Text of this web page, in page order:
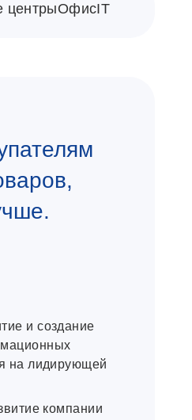
центрыОфисIT
и создание
на лидирующей
компании